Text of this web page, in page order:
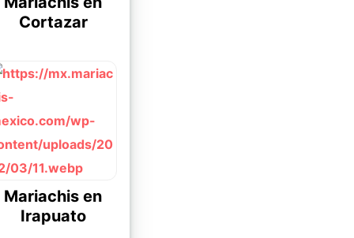
Cortazar
Mariachis en
Irapuato